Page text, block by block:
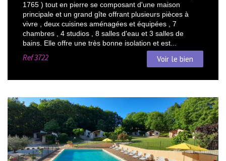
1765 ) tout en pierre se composant d'une maison
principale et un grand gîte offrant plusieurs pièces à
vivre , deux cuisines aménagées et équipées , 7
chambres , 4 studios , 8 salles d'eau et 3 salles de
bains. Elle offre une très bonne isolation et est...
Ref3722 Voir le bien